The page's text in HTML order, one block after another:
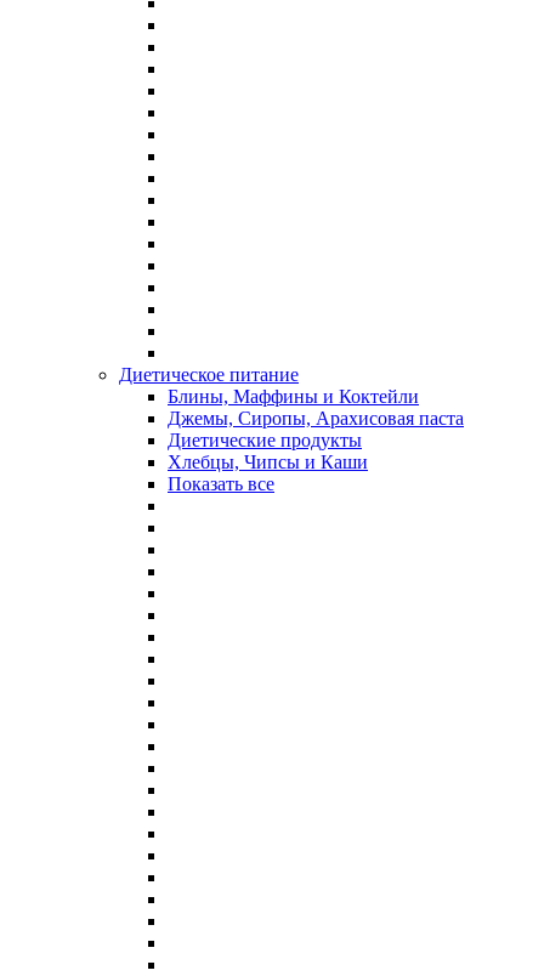
Диетическое питание
Блины, Маффины и Коктейли
Джемы, Сиропы, Арахисовая паста
Диетические продукты
Хлебцы, Чипсы и Каши
Показать все